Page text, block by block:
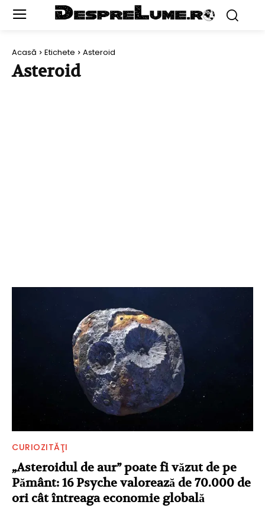
Acasă Etichete Asteroid
Asteroid
CURIOZITĂŢI
„Asteroidul de aur” poate fi văzut de pe
Pământ: 16 Psyche valorează de 70.000 de
ori cât întreaga economie globală